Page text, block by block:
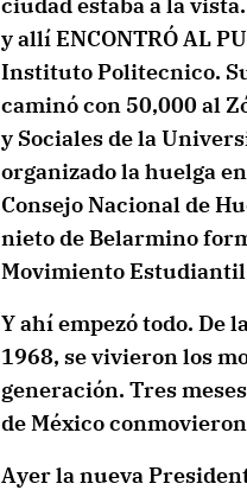
y allí ENCONTRÓ AL
Instituto Politecnico.
caminó con 50,000 al
y Sociales de la
organizado la huelga
Consejo Nacional de
nieto de Belarmino
Movimiento
Y ahí empezó todo. De
1968, se vivieron los
generación. Tres
de México
Ayer la nueva